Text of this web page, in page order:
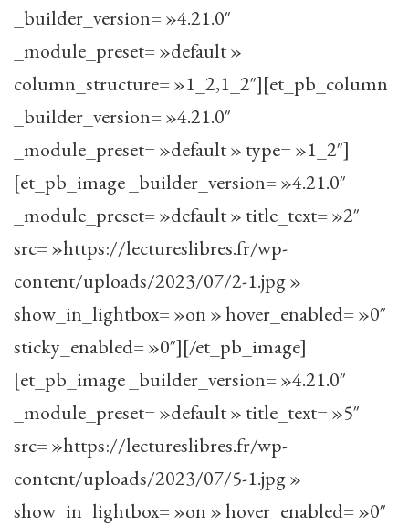
_builder_version= »4.21.0″
_module_preset= »default »
column_structure= »1_2,1_2″][et_pb_column
_builder_version= »4.21.0″
_module_preset= »default » type= »1_2″]
[et_pb_image _builder_version= »4.21.0″
_module_preset= »default » title_text= »2″
src= »https://lectureslibres.fr/wp-
content/uploads/2023/07/2-1.jpg »
show_in_lightbox= »on » hover_enabled= »0″
sticky_enabled= »0″][/et_pb_image]
[et_pb_image _builder_version= »4.21.0″
_module_preset= »default » title_text= »5″
src= »https://lectureslibres.fr/wp-
content/uploads/2023/07/5-1.jpg »
show_in_lightbox= »on » hover_enabled= »0″